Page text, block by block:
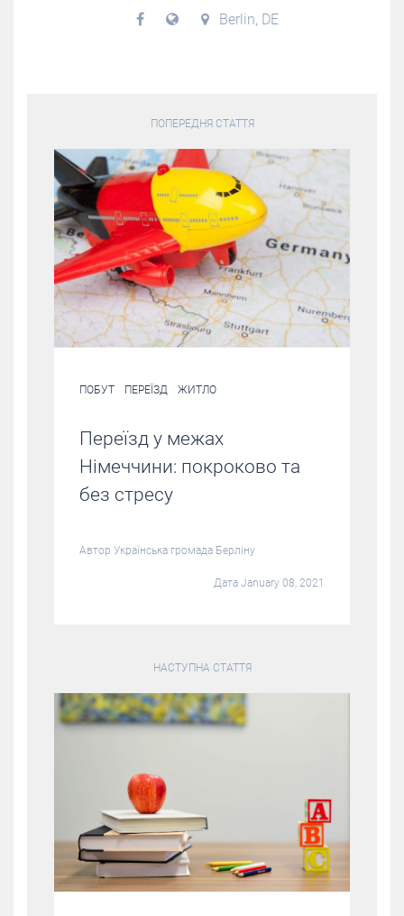
Berlin, DE
ПОПЕРЕДНЯ СТАТТЯ
ПОБУТ ПЕРЕЇЗД ЖИТЛО
Переїзд у межах
Німеччини: покроково та
без стресу
Автор Українська громада Берліну
Дата January 08, 2021
НАСТУПНА СТАТТЯ